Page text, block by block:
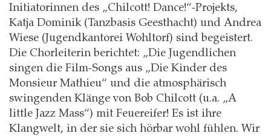
Initiatorinnen des „Chilcott! Dance!“-Projekts,
Katja Dominik (Tanzbasis Geesthacht) und Andrea
Wiese (Jugendkantorei Wohltorf) sind begeistert.
Die Chorleiterin berichtet: „Die Jugendlichen
singen die Film-Songs aus „Die Kinder des
Monsieur Mathieu“ und die atmosphärisch
swingenden Klänge von Bob Chilcott (u.a. „A
little Jazz Mass“) mit Feuereifer! Es ist ihre
Klangwelt, in der sie sich hörbar wohl fühlen. Wir